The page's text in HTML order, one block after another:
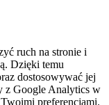
ruch na stronie i
Dzięki temu
dostosowywać jej
z Google Analytics w
preferencjami.